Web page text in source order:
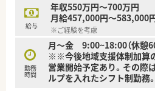
給与
年収550万円～700万円
月給457,000円～583,000
※ご経験を考慮
勤務
時間
月～金 9:00~18:00（休憩
※※今後地域支援体制加算
営業開始予定あり。その際
ルプを入れたシフト制勤務。